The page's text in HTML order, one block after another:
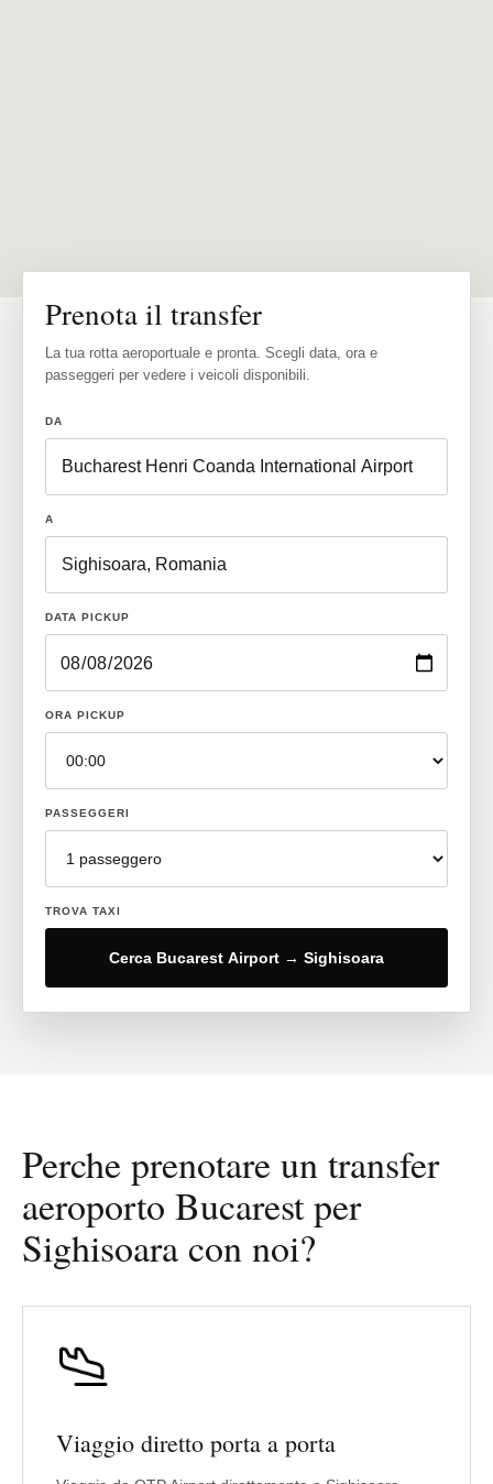
Prenota il transfer
La tua rotta aeroportuale e pronta. Scegli data, ora e
passeggeri per vedere i veicoli disponibili.
DA
A
DATA PICKUP
ORA PICKUP
PASSEGGERI
TROVA TAXI
Cerca Bucarest Airport → Sighisoara
Perche prenotare un transfer
aeroporto Bucarest per
Sighisoara con noi?
Viaggio diretto porta a porta